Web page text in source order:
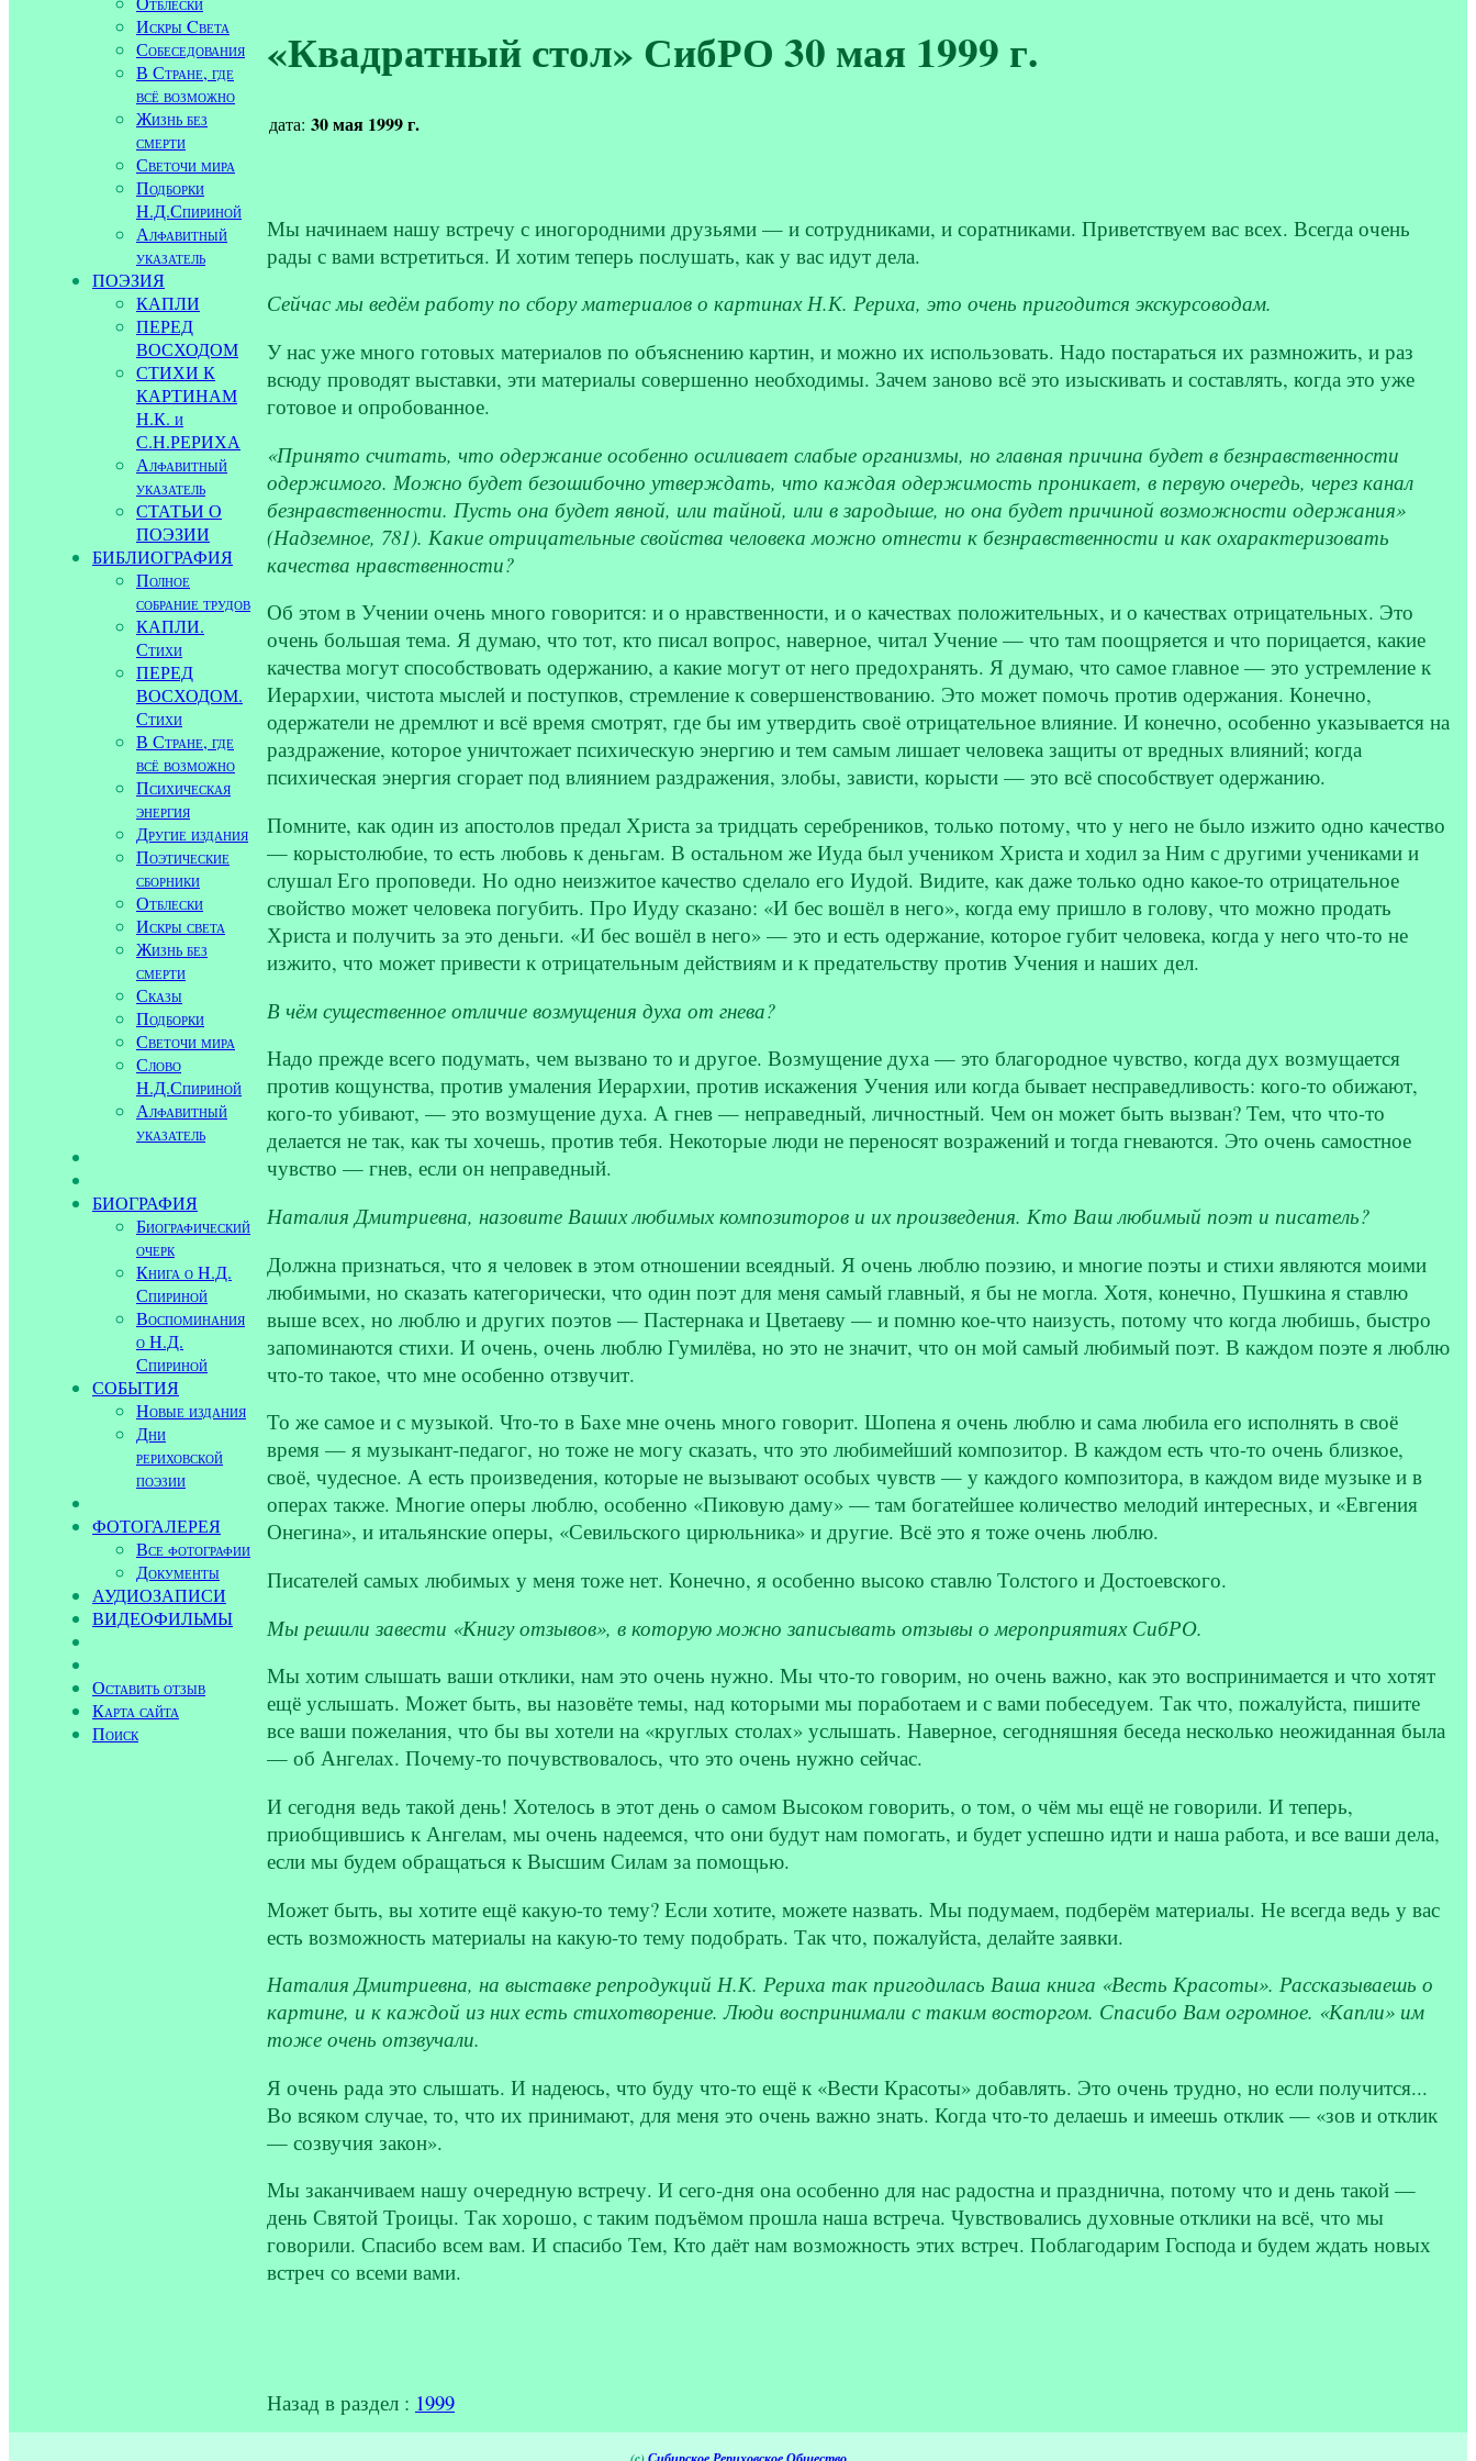
Искры Cвета
Собеседования
В Стране, где
всё возможно
Жизнь без
смерти
Светочи мира
Подборки
Н.Д.Спириной
Алфавитный
указатель
ПОЭЗИЯ
КАПЛИ
ПЕРЕД
ВОСХОДОМ
СТИХИ К
КАРТИНАМ
Н.К. и
С.Н.РЕРИХА
Алфавитный
указатель
СТАТЬИ О
ПОЭЗИИ
БИБЛИОГРАФИЯ
Полное
собрание трудов
КАПЛИ.
Стихи
ПЕРЕД
ВОСХОДОМ.
Стихи
В Стране, где
всё возможно
Психическая
энергия
Другие издания
Поэтические
сборники
Отблески
Искры света
Жизнь без
смерти
Сказы
Подборки
Светочи мира
Слово
Н.Д.Спириной
Алфавитный
указатель
БИОГРАФИЯ
Биографический
очерк
Книга о Н.Д.
Спириной
Воспоминания
о Н.Д.
Спириной
СОБЫТИЯ
Новые издания
Дни
рериховской
поэзии
ФОТОГАЛЕРЕЯ
Все фотографии
Документы
АУДИОЗАПИСИ
ВИДЕОФИЛЬМЫ
Оставить отзыв
Карта сайта
Поиск
«Квадратный стол» СибРО 30 мая 1999 г.
дата: 30 мая 1999 г.
Мы начинаем нашу встречу с иногородними друзьями — и сотрудниками, и соратниками. Приветствуем вас всех. Всегда очень
рады с вами встретиться. И хотим теперь послушать, как у вас идут дела.
Сейчас мы ведём работу по сбору материалов о картинах Н.К. Рериха, это очень пригодится экскурсоводам.
У нас уже много готовых материалов по объяснению картин, и можно их использовать. Надо постараться их размножить, и раз
всюду проводят выставки, эти материалы совершенно необходимы. Зачем заново всё это изыскивать и составлять, когда это уже
готовое и опробованное.
«Принято считать, что одержание особенно осиливает слабые организмы, но главная причина будет в безнравственности
одержимого. Можно будет безошибочно утверждать, что каждая одержимость проникает, в первую очередь, через канал
безнравственности. Пусть она будет явной, или тайной, или в зародыше, но она будет причиной возможности одержания»
(Надземное, 781). Какие отрицательные свойства человека можно отнести к безнравственности и как охарактеризовать
качества нравственности?
Об этом в Учении очень много говорится: и о нравственности, и о качествах положительных, и о качествах отрицательных. Это
очень большая тема. Я думаю, что тот, кто писал вопрос, наверное, читал Учение — что там поощряется и что порицается, какие
качества могут способствовать одержанию, а какие могут от него предохранять. Я думаю, что самое главное — это устремление к
Иерархии, чистота мыслей и поступков, стремление к совершенствованию. Это может помочь против одержания. Конечно,
одержатели не дремлют и всё время смотрят, где бы им утвердить своё отрицательное влияние. И конечно, особенно указывается на
раздражение, которое уничтожает психическую энергию и тем самым лишает человека защиты от вредных влияний; когда
психическая энергия сгорает под влиянием раздражения, злобы, зависти, корысти — это всё способствует одержанию.
Помните, как один из апостолов предал Христа за тридцать серебреников, только потому, что у него не было изжито одно качество
— корыстолюбие, то есть любовь к деньгам. В остальном же Иуда был учеником Христа и ходил за Ним с другими учениками и
слушал Его проповеди. Но одно неизжитое качество сделало его Иудой. Видите, как даже только одно какое-то отрицательное
свойство может человека погубить. Про Иуду сказано: «И бес вошёл в него», когда ему пришло в голову, что можно продать
Христа и получить за это деньги. «И бес вошёл в него» — это и есть одержание, которое губит человека, когда у него что-то не
изжито, что может привести к отрицательным действиям и к предательству против Учения и наших дел.
В чём существенное отличие возмущения духа от гнева?
Надо прежде всего подумать, чем вызвано то и другое. Возмущение духа — это благородное чувство, когда дух возмущается
против кощунства, против умаления Иерархии, против искажения Учения или когда бывает несправедливость: кого-то обижают,
кого-то убивают, — это возмущение духа. А гнев — неправедный, личностный. Чем он может быть вызван? Тем, что что-то
делается не так, как ты хочешь, против тебя. Некоторые люди не переносят возражений и тогда гневаются. Это очень самостное
чувство — гнев, если он неправедный.
Наталия Дмитриевна, назовите Ваших любимых композиторов и их произведения. Кто Ваш любимый поэт и писатель?
Должна признаться, что я человек в этом отношении всеядный. Я очень люблю поэзию, и многие поэты и стихи являются моими
любимыми, но сказать категорически, что один поэт для меня самый главный, я бы не могла. Хотя, конечно, Пушкина я ставлю
выше всех, но люблю и других поэтов — Пастернака и Цветаеву — и помню кое-что наизусть, потому что когда любишь, быстро
запоминаются стихи. И очень, очень люблю Гумилёва, но это не значит, что он мой самый любимый поэт. В каждом поэте я люблю
что-то такое, что мне особенно отзвучит.
То же самое и с музыкой. Что-то в Бахе мне очень много говорит. Шопена я очень люблю и сама любила его исполнять в своё
время — я музыкант-педагог, но тоже не могу сказать, что это любимейший композитор. В каждом есть что-то очень близкое,
своё, чудесное. А есть произведения, которые не вызывают особых чувств — у каждого композитора, в каждом виде музыке и в
операх также. Многие оперы люблю, особенно «Пиковую даму» — там богатейшее количество мелодий интересных, и «Евгения
Онегина», и итальянские оперы, «Севильского цирюльника» и другие. Всё это я тоже очень люблю.
Писателей самых любимых у меня тоже нет. Конечно, я особенно высоко ставлю Толстого и Достоевского.
Мы решили завести «Книгу отзывов», в которую можно записывать отзывы о мероприятиях СибРО.
Мы хотим слышать ваши отклики, нам это очень нужно. Мы что-то говорим, но очень важно, как это воспринимается и что хотят
ещё услышать. Может быть, вы назовёте темы, над которыми мы поработаем и с вами побеседуем. Так что, пожалуйста, пишите
все ваши пожелания, что бы вы хотели на «круглых столах» услышать. Наверное, сегодняшняя беседа несколько неожиданная была
— об Ангелах. Почему-то почувствовалось, что это очень нужно сейчас.
И сегодня ведь такой день! Хотелось в этот день о самом Высоком говорить, о том, о чём мы ещё не говорили. И теперь,
приобщившись к Ангелам, мы очень надеемся, что они будут нам помогать, и будет успешно идти и наша работа, и все ваши дела,
если мы будем обращаться к Высшим Силам за помощью.
Может быть, вы хотите ещё какую-то тему? Если хотите, можете назвать. Мы подумаем, подберём материалы. Не всегда ведь у вас
есть возможность материалы на какую-то тему подобрать. Так что, пожалуйста, делайте заявки.
Наталия Дмитриевна, на выставке репродукций Н.К. Рериха так пригодилась Ваша книга «Весть Красоты». Рассказываешь о
картине, и к каждой из них есть стихотворение. Люди воспринимали с таким восторгом. Спасибо Вам огромное. «Капли» им
тоже очень отзвучали.
Я очень рада это слышать. И надеюсь, что буду что-то ещё к «Вести Красоты» добавлять. Это очень трудно, но если получится...
Во всяком случае, то, что их принимают, для меня это очень важно знать. Когда что-то делаешь и имеешь отклик — «зов и отклик
— созвучия закон».
Мы заканчиваем нашу очередную встречу. И сего-дня она особенно для нас радостна и празднична, потому что и день такой —
день Святой Троицы. Так хорошо, с таким подъёмом прошла наша встреча. Чувствовались духовные отклики на всё, что мы
говорили. Спасибо всем вам. И спасибо Тем, Кто даёт нам возможность этих встреч. Поблагодарим Господа и будем ждать новых
встреч со всеми вами.
Назад в раздел : 1999